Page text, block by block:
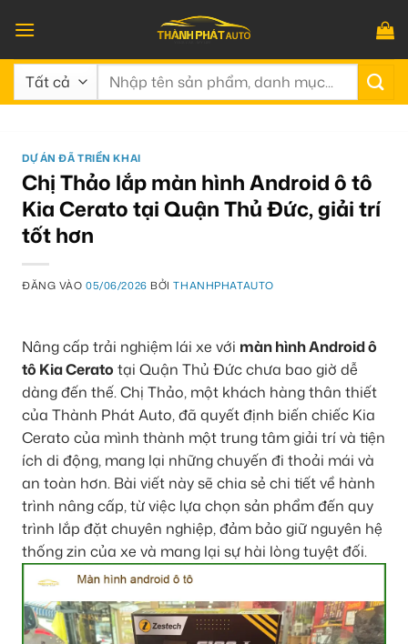
qua
nội
dung
Tìm
DỰ ÁN ĐÃ TRIỂN KHAI
Chị Thảo lắp màn hình Android ô tô
Kia Cerato tại Quận Thủ Đức, giải trí
tốt hơn
ĐĂNG VÀO05/06/2026 BỞITHANHPHATAUTO
Nâng cấp trải nghiệm lái xe với màn hình Android ô
tô Kia Cerato tại Quận Thủ Đức chưa bao giờ dễ
dàng đến thế. Chị Thảo, một khách hàng thân thiết
của Thành Phát Auto, đã quyết định biến chiếc Kia
Cerato của mình thành một trung tâm giải trí và tiện
ích di động, mang lại những chuyến đi thoải mái và
an toàn hơn. Bài viết này sẽ chia sẻ chi tiết về hành
trình nâng cấp, từ việc lựa chọn sản phẩm đến quy
trình lắp đặt chuyên nghiệp, đảm bảo giữ nguyên hệ
thống zin của xe và mang lại sự hài lòng tuyệt đối.